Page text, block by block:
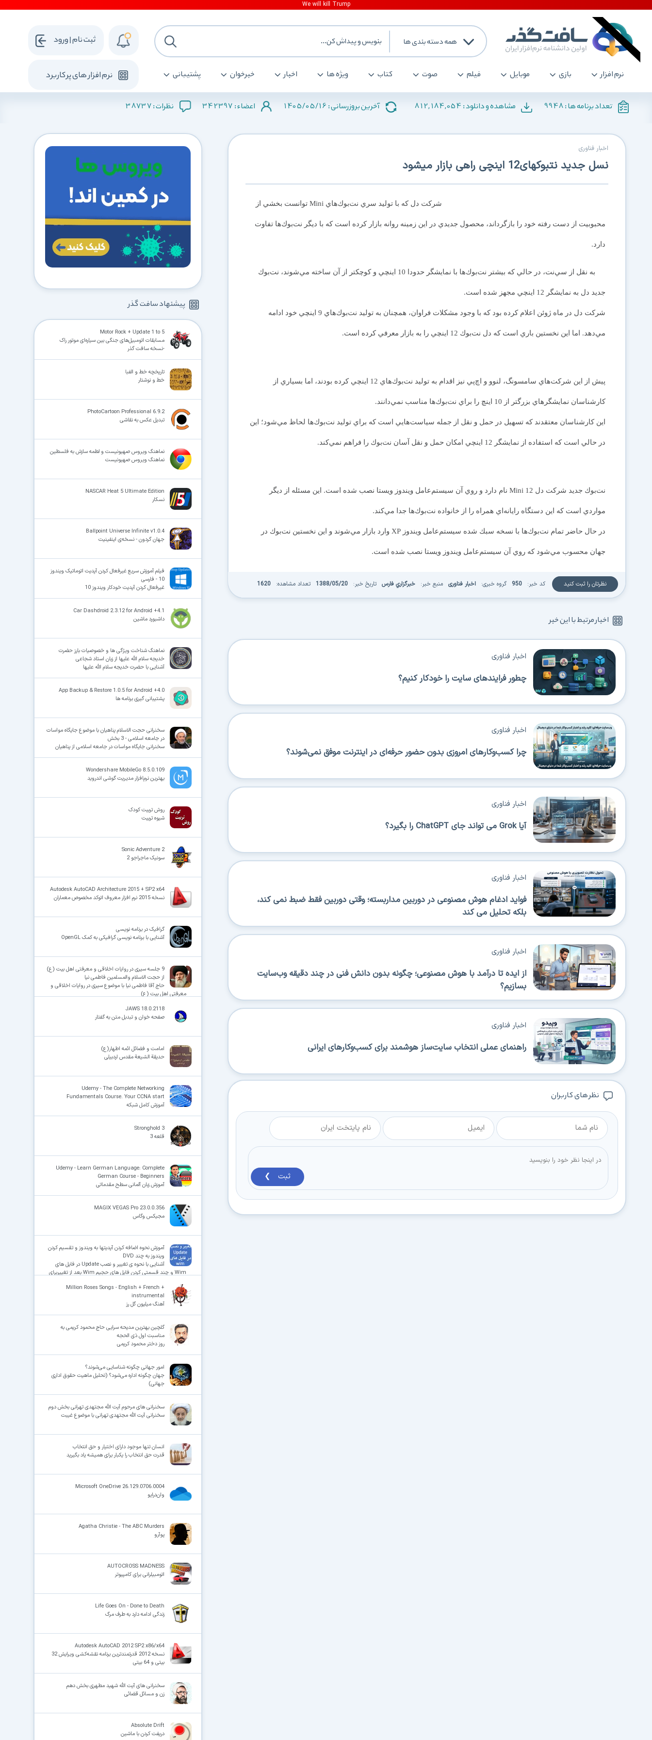
همه دسته بندی ها
نرم افزار بازی موبایل فیلم صوت کتاب ویژه ها اخبار خبرخوان پشتیبانی نرم افزار های پرکاربرد
ثبت نام | ورود
تعداد برنامه ها :9948 مشاهده و دانلود : 812,184,054 آخرین بروزرسانی : 1405/05/16 اعضاء : 342397 نظرات :38737
اخبار فناوری
نسل جدید نتبوکهای12 اینچی راهی بازار میشود
شركت دل كه با توليد سري نت‌بوك‌هاي Mini توانست بخشي از
محبوبيت از دست رفته خود را بازگرداند، محصول جديدي در اين زمينه روانه بازار كرده است كه با ديگر نت‌بوك‌ها تفاوت
دارد.
به نقل از سي‌نت، در حالي كه بيشتر نت‌بوك‌ها با نمايشگر حدودا 10 اينچي و كوچكتر از آن ساخته مي‌شوند، نت‌بوك
جديد دل به نمايشگر 12 اينچي مجهز شده است.
شركت دل در ماه ژوئن اعلام كرده بود كه با وجود مشكلات فراوان، همچنان به توليد نت‌بوك‌هاي 9 اينچي خود ادامه
مي‌دهد. اما اين نخستين باري است كه دل نت‌بوك 12 اينچي را به بازار معرفي كرده است.
پيش از اين شركت‌هاي سامسونگ، لنوو و اچ‌پي نيز اقدام به توليد نت‌بوك‌هاي 12 اينچي كرده بودند، اما بسياري از
كارشناسان نمايشگرهاي بزرگتر از 10 اينچ را براي نت‌بوك‌ها مناسب نمي‌دانند.
اين كارشناسان معتقدند كه تسهيل در حمل و نقل از جمله سياست‌هايي است كه براي توليد نت‌بوك‌ها لحاظ مي‌شود؛ اين
در حالي است كه استفاده از نمايشگر 12 اينچي امكان حمل و نقل آسان نت‌بوك را فراهم نمي‌كند.
نت‌بوك جديد شركت دل Mini 12 نام دارد و روي آن سيستم‌عامل ويندوز ويستا نصب شده است. اين مسئله از ديگر
مواردي است كه اين دستگاه رايانه‌اي همراه را از خانواده نت‌بوك‌ها جدا مي‌كند.
در حال حاضر تمام نت‌بوك‌‌ها با نسخه سبك شده سيستم‌عامل ويندوز XP وارد بازار مي‌شوند و اين نخستين نت‌بوك در
جهان محسوب مي‌شود كه روي آن سيستم‌عامل ويندوز ويستا نصب شده است.
نظرتان را ثبت کنید کد خبر: 950 گروه خبری: اخبار فناوری منبع خبر: خبرگزاري فارس تاریخ خبر: 1388/05/20 تعداد مشاهده: 1620
اخبار مرتبط با این خبر
چطور فرایندهای سایت را خودکار کنیم؟
اخبار فناوری
چرا کسب‌وکارهای امروزی بدون حضور حرفه‌ای در اینترنت موفق نمی‌شوند؟
اخبار فناوری
آیا Grok می تواند جای ChatGPT را بگیرد؟
اخبار فناوری
فواید ادغام هوش مصنوعی در دوربین مداربسته؛ وقتی دوربین فقط ضبط نمی کند،
بلکه تحلیل می کند
اخبار فناوری
از ایده تا درآمد با هوش مصنوعی؛ چگونه بدون دانش فنی در چند دقیقه وب‌سایت
بسازیم؟
اخبار فناوری
راهنمای عملی انتخاب سایت‌ساز هوشمند برای کسب‌وکارهای ایرانی
اخبار فناوری
نظر های کاربران
ثبت ❯
پیشنهاد سافت گذر
Motor Rock + Update 1 to 5
مسابقات اتومبیل‌های جنگی بین سیاره‌ای موتور راک
-نسخه سافت گذر
تاریخچه خط و الفبا
خط و نوشتار
PhotoCartoon Professional 6.9.2
تبدیل عکس به نقاشی
نماهنگ ویروس صهیونیست و لطمه سازش به فلسطین
نماهنگ ویروس صهیونیست
NASCAR Heat 5 Ultimate Edition
نسکار
Ballpoint Universe Infinite v1.0.4
جهان گردون - نسخه‌ی اینفینیت
فیلم آموزش سریع غیرفعال کردن آپدیت اتوماتیک ویندوز
10 - فارسی
غیرفعال کردن آپدیت خودکار ویندوز 10
Car Dashdroid 2.3.12 for Android +4.1
داشبورد ماشین
نماهنگ شناخت ویژگی ها و خصوصیات بارز حضرت
خدیجه سلام الله علیها از زبان استاد شجاعی
آشنایی با حضرت خدیجه سلام الله علیها
App Backup & Restore 1.0.5 for Android +4.0
پشتیبانی گیری برنامه ها
سخنرانی حجت الاسلام پناهیان با موضوع جایگاه مواسات
در جامعه اسلامی - 3 بخش
سخنرانی جایگاه مواسات در جامعه اسلامی از پناهیان
Wondershare MobileGo 8.5.0.109
بهترین نرم‌افزار مدیریت گوشی اندروید
روش تربیت کودک
شیوه تربیت
Sonic Adventure 2
سونیک ماجراجو 2
Autodesk AutoCAD Architecture 2015 + SP2 x64
نسخه 2015 نرم افزار معروف اتوکد مخصوص معماران
گرافیک در برنامه نویسی
آشنایی با برنامه نویسی گرافیکی به کمک OpenGL
9 جلسه سیری در روایات اخلاقی و معرفتی اهل بیت (ع)
از حجت الاسلام والمسلمین فاطمی نیا
حاج آقا فاطمی نیا با موضوع سیری در روایات اخلاقی و
معرفتی اهل بیت (ع)
JAWS 18.0.2118
صفحه خوان و تبدبل متن به گفتار
امامت و فضائل ائمه اطهار(ع)
حدیقة الشیعة مقدس اردبیلی
Udemy - The Complete Networking
Fundamentals Course. Your CCNA start
آموزش کامل شبکه
Stronghold 3
قلعه 3
Udemy - Learn German Language: Complete
German Course - Beginners
آموزش زبان آلمانی سطح مقدماتی
MAGIX VEGAS Pro 23.0.0.356
مجیکس وگاس
آموزش نحوه اضافه کردن آپدیتها به ویندوز و تقسیم کردن
ویندوز به چند DVD
آشنایی با نحوه ی تغییر و نصب Update در فایل های
Wim و چند قسمتی کردن فایل های حجیم Wim بعد از تغییربرای
Million Roses Songs - English + French +
instrumental
آهنگ میلیون گل رز
گلچین بهترین مدیحه سرایی حاج محمود کریمی به
مناسبت اول ذی الحجه
روز دختر محمود کریمی
امور جهانی چگونه شناسایی می‌شوند؟
جهان چگونه اداره می‌شود؟ (تحلیل ماهیت حقوق اداری
جهانی)
سخنرانی های مرحوم آیت الله مجتهدی تهرانی بخش دوم
سخنرانی آیت الله مجتهدی تهرانی با موضوع غیبت
انسان تنها موجود دارای اختیار و حق انتخاب
قدرت حق انتخاب را یکبار برای همیشه یاد بگیرید
Microsoft OneDrive 26.129.0706.0004
وان‌درایو
Agatha Christie - The ABC Murders
پوآرو
AUTOCROSS MADNESS
اتومبیلرانی برای کامپیوتر
Life Goes On - Done to Death
زندگی ادامه دارد به طرف مرگ
Autodesk AutoCAD 2012 SP2 x86/x64
نسخه 2012 قدرتمندترین برنامه نقشه‌کشی ویرایش 32
بیتی و 64 بیتی
سخنرانی های آیت الله شهید مطهری بخش دهم
زن و مسائل قضائی
Absolute Drift
دریفت کردن با ماشین